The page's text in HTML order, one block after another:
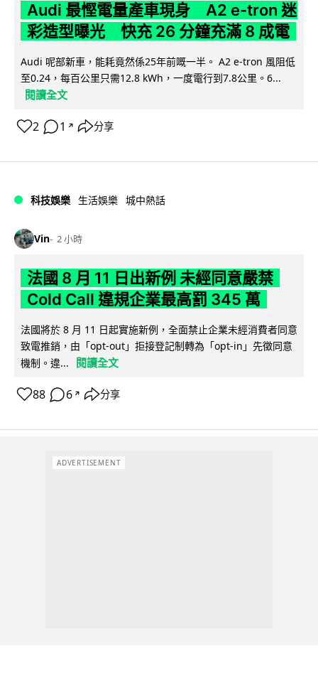
Audi 最慳電量產車現身 A2 e-tron 迷
彩造型曝光 快充 26 分鐘充滿 8 成電
Audi 呢部新車，能耗竟然係25年前嘅一半。 A2 e-tron 風阻低
至0.24，每百公里只需12.8 kWh，一度電行到7.8公里。6...
閱讀全文
2 1 ↗ 分享
科技娛樂 生活娛樂 城中熱話
Vin 2 小時
法國 8 月 11 日出新例 未經同意嚴禁
Cold Call 違規企業最高罰 345 萬
法國將於 8 月 11 日起實施新例，全面禁止企業未經消費者同意
致電推銷，由「opt-out」拒接登記制轉為「opt-in」先徵同意
機制。違...
閱讀全文
88 6 ↗ 分享
ADVERTISEMENT